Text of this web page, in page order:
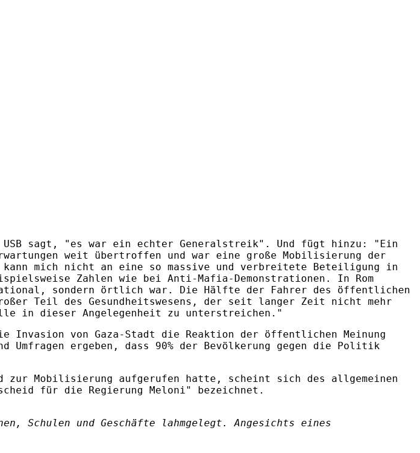
sagt, "es war ein echter Generalstreik". Und fügt hinzu: "Ein
weit übertroffen und war eine große Mobilisierung der
mich nicht an eine so massive und verbreitete Beteiligung in
Zahlen wie bei Anti-Mafia-Demonstrationen. In Rom
sondern örtlich war. Die Hälfte der Fahrer des öffentlichen
Teil des Gesundheitswesens, der seit langer Zeit nicht mehr
in dieser Angelegenheit zu unterstreichen."
von Gaza-Stadt die Reaktion der öffentlichen Meinung
ergeben, dass 90% der Bevölkerung gegen die Politik
zur Mobilisierung aufgerufen hatte, scheint sich des allgemeinen
für die Regierung Meloni" bezeichnet.
Schulen und Geschäfte lahmgelegt. Angesichts eines